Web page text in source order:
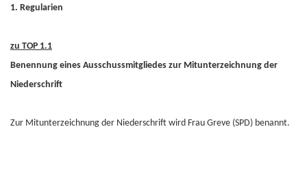
1. Regularien
zu TOP 1.1
Benennung eines Ausschussmitgliedes zur Mitunterzeichnung der
Niederschrift
Zur Mitunterzeichnung der Niederschrift wird Frau Greve (SPD) benannt.